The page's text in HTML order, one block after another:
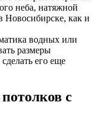
неба, натяжной
Новосибирске, как и
водных или
размеры
его еще
с